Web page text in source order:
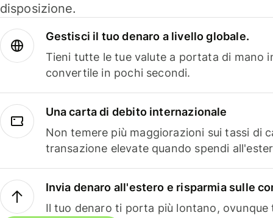
disposizione.
Gestisci il tuo denaro a livello globale.
Tieni tutte le tue valute a portata di mano
convertile in pochi secondi.
Una carta di debito internazionale
Non temere più maggiorazioni sui tassi di
transazione elevate quando spendi
Invia denaro all'estero e risparmia sulle
Il tuo denaro ti porta più lontano, ovunque